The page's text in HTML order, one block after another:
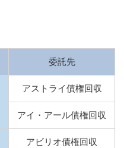
委託先
アストライ債権回収
アイ・アール債権回収
アビリオ債権回収